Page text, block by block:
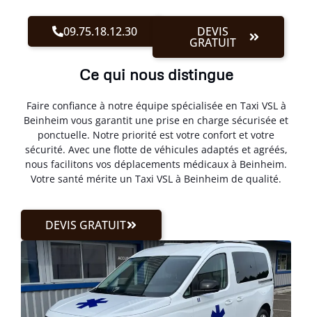
09.75.18.12.30 DEVIS
GRATUIT
Ce qui nous distingue
Faire confiance à notre équipe spécialisée en Taxi VSL à
Beinheim vous garantit une prise en charge sécurisée et
ponctuelle. Notre priorité est votre confort et votre
sécurité. Avec une flotte de véhicules adaptés et agréés,
nous facilitons vos déplacements médicaux à Beinheim.
Votre santé mérite un Taxi VSL à Beinheim de qualité.
DEVIS GRATUIT